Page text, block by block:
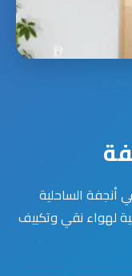
أنجفة الساحلية
لهواء نقي وتكييف